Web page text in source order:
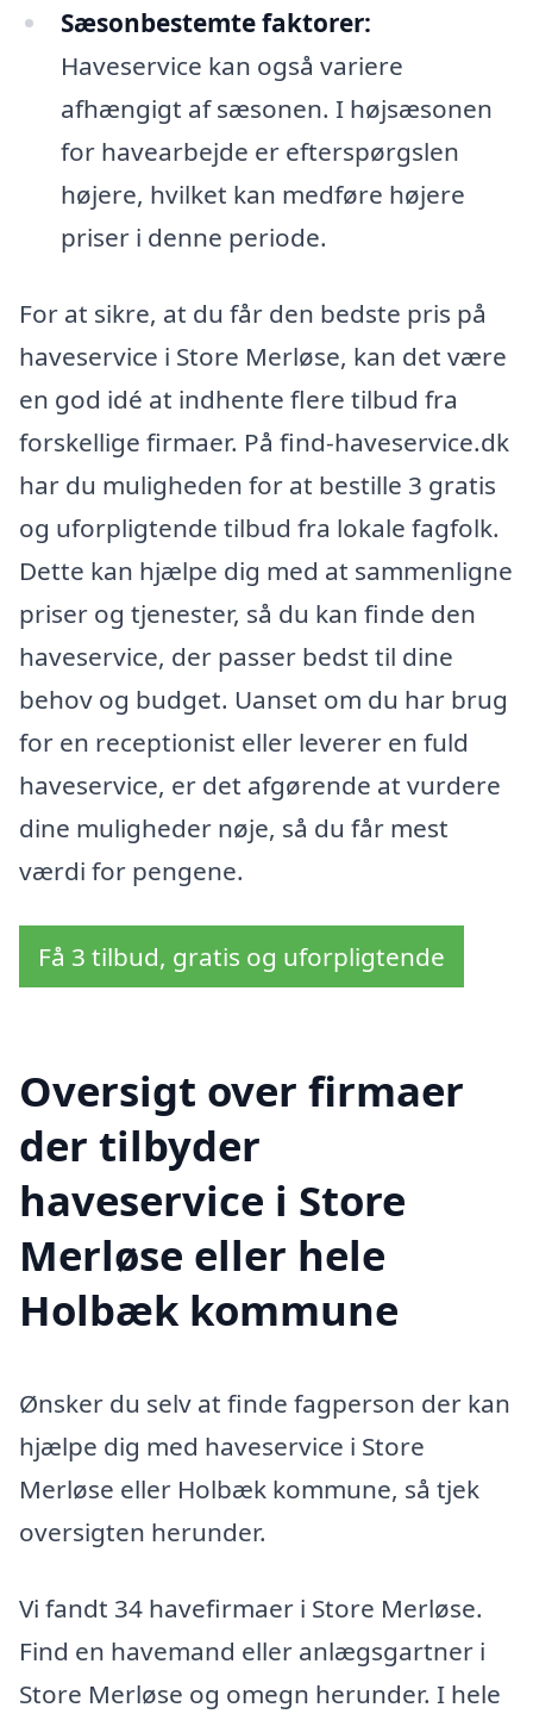
Sæsonbestemte faktorer:
Haveservice kan også variere
afhængigt af sæsonen. I højsæsonen
for havearbejde er efterspørgslen
højere, hvilket kan medføre højere
priser i denne periode.
For at sikre, at du får den bedste pris på
haveservice i Store Merløse, kan det være
en god idé at indhente flere tilbud fra
forskellige firmaer. På find-haveservice.dk
har du muligheden for at bestille 3 gratis
og uforpligtende tilbud fra lokale fagfolk.
Dette kan hjælpe dig med at sammenligne
priser og tjenester, så du kan finde den
haveservice, der passer bedst til dine
behov og budget. Uanset om du har brug
for en receptionist eller leverer en fuld
haveservice, er det afgørende at vurdere
dine muligheder nøje, så du får mest
værdi for pengene.
Få 3 tilbud, gratis og uforpligtende
Oversigt over firmaer
der tilbyder
haveservice i Store
Merløse eller hele
Holbæk kommune
Ønsker du selv at finde fagperson der kan
hjælpe dig med haveservice i Store
Merløse eller Holbæk kommune, så tjek
oversigten herunder.
Vi fandt 34 havefirmaer i Store Merløse.
Find en havemand eller anlægsgartner i
Store Merløse og omegn herunder. I hele